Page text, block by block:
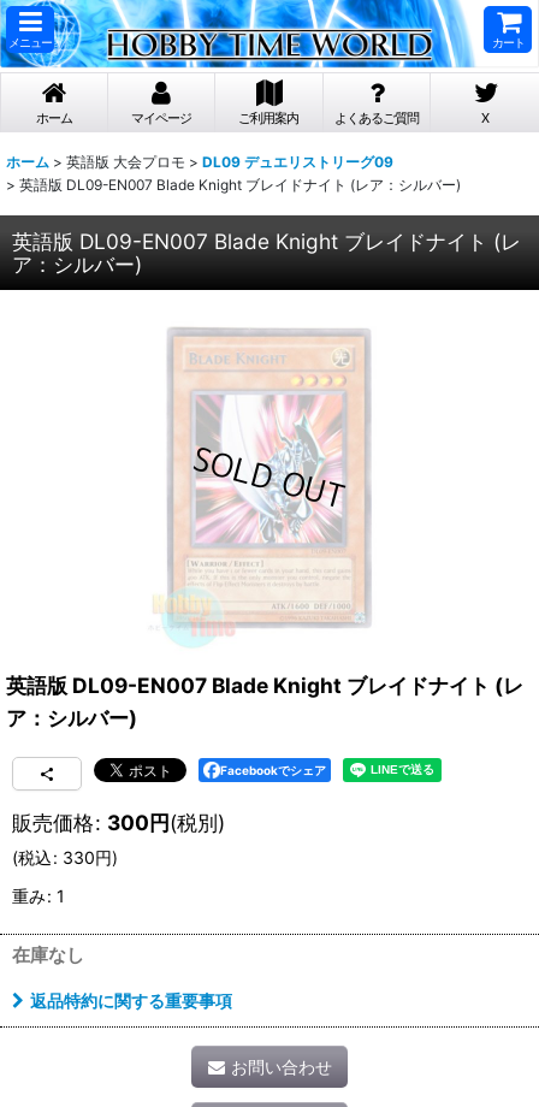
メニュー カート
ホーム マイページ ご利用案内 よくあるご質問 X
ホーム > 英語版 大会プロモ > DL09 デュエリストリーグ09
> 英語版 DL09-EN007 Blade Knight ブレイドナイト (レア：シルバー)
英語版 DL09-EN007 Blade Knight ブレイドナイト (レ
ア：シルバー)
英語版 DL09-EN007 Blade Knight ブレイドナイト (レ
ア：シルバー)
Facebookでシェア
販売価格: 300円(税別)
(税込: 330円)
重み: 1
在庫なし
返品特約に関する重要事項
お問い合わせ